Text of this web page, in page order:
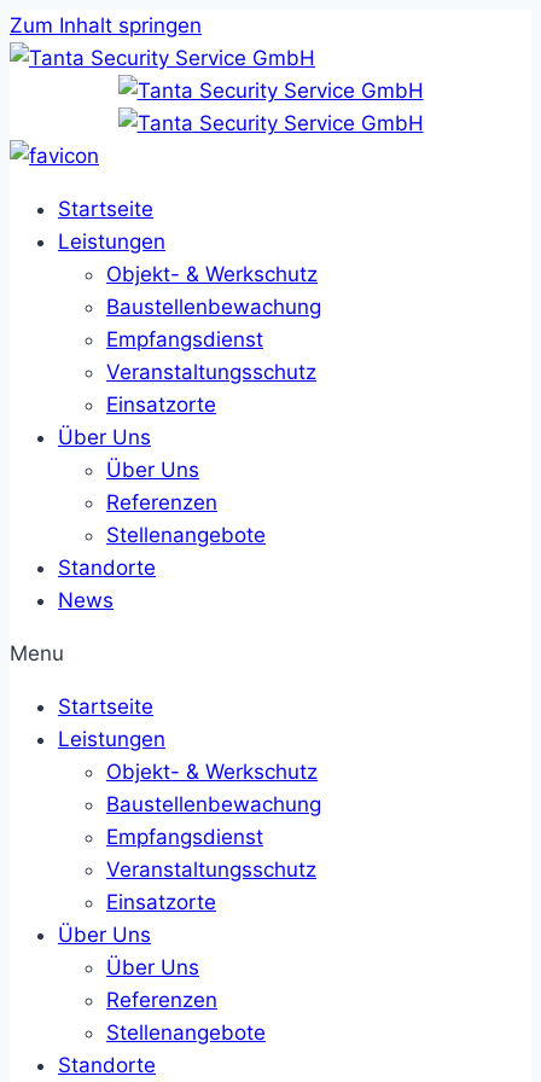
Zum Inhalt springen
Startseite
Leistungen
Objekt- & Werkschutz
Baustellenbewachung
Empfangsdienst
Veranstaltungsschutz
Einsatzorte
Über Uns
Über Uns
Referenzen
Stellenangebote
Standorte
News
Menu
Startseite
Leistungen
Objekt- & Werkschutz
Baustellenbewachung
Empfangsdienst
Veranstaltungsschutz
Einsatzorte
Über Uns
Über Uns
Referenzen
Stellenangebote
Standorte